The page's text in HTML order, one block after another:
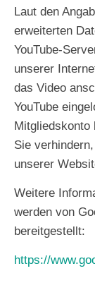
Laut den
erweiterten
YouTube-
unserer
das Video
YouTube
Mitgliedskonto
Sie
unserer
Weitere
werden von
bereitgestellt:
https://